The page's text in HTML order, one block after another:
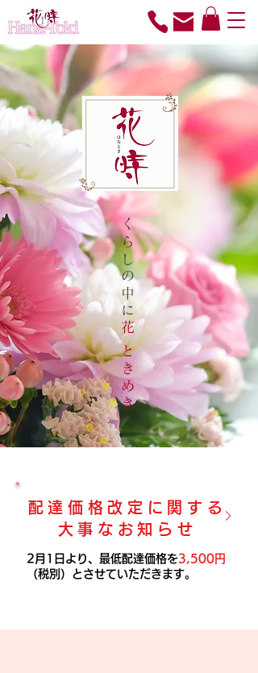
くらしの中に
花
ときめき
配達価格改定に関する
大事なお知らせ
2月1日より、最低配達価格を3,500円
（税別）とさせていただきます。